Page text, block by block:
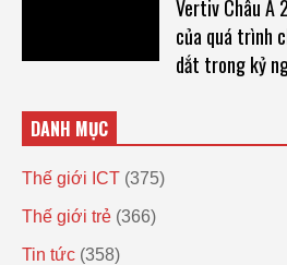
Vertiv Châu Á
của quá trình
dắt trong kỷ
DANH MỤC
Thế giới ICT (375)
Thế giới trẻ (366)
Tin tức (358)